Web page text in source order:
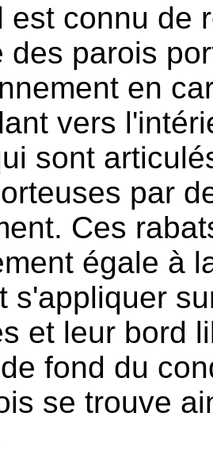
est connu de
des parois
en
vers
sont
par
Ces
égale à
s'appliquer
et leur bord
fond du
se trouve